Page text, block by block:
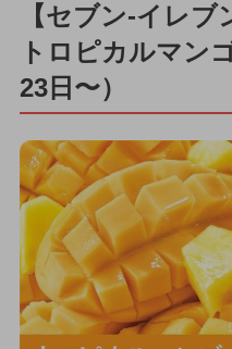
【セブン‐イレ
トロピカルマン
23日〜）